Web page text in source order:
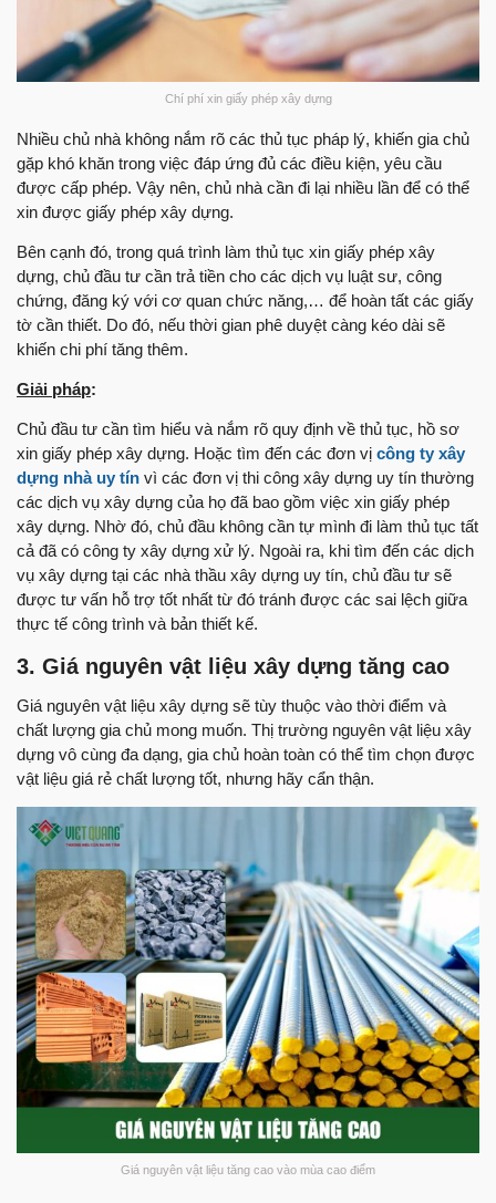
Chí phí xin giấy phép xây dựng
Nhiều chủ nhà không nắm rõ các thủ tục pháp lý, khiến gia chủ
gặp khó khăn trong việc đáp ứng đủ các điều kiện, yêu cầu
được cấp phép. Vậy nên, chủ nhà cần đi lại nhiều lần để có thể
xin được giấy phép xây dựng.
Bên cạnh đó, trong quá trình làm thủ tục xin giấy phép xây
dựng, chủ đầu tư cần trả tiền cho các dịch vụ luật sư, công
chứng, đăng ký với cơ quan chức năng,… để hoàn tất các giấy
tờ cần thiết. Do đó, nếu thời gian phê duyệt càng kéo dài sẽ
khiến chi phí tăng thêm.
Giải pháp:
Chủ đầu tư cần tìm hiểu và nắm rõ quy định về thủ tục, hồ sơ
xin giấy phép xây dựng. Hoặc tìm đến các đơn vị công ty xây
dựng nhà uy tín vì các đơn vị thi công xây dựng uy tín thường
các dịch vụ xây dựng của họ đã bao gồm việc xin giấy phép
xây dựng. Nhờ đó, chủ đầu không cần tự mình đi làm thủ tục tất
cả đã có công ty xây dựng xử lý. Ngoài ra, khi tìm đến các dịch
vụ xây dựng tại các nhà thầu xây dựng uy tín, chủ đầu tư sẽ
được tư vấn hỗ trợ tốt nhất từ đó tránh được các sai lệch giữa
thực tế công trình và bản thiết kế.
3. Giá nguyên vật liệu xây dựng tăng cao
Giá nguyên vật liệu xây dựng sẽ tùy thuộc vào thời điểm và
chất lượng gia chủ mong muốn. Thị trường nguyên vật liệu xây
dựng vô cùng đa dạng, gia chủ hoàn toàn có thể tìm chọn được
vật liệu giá rẻ chất lượng tốt, nhưng hãy cẩn thận.
Giá nguyên vật liệu tăng cao vào mùa cao điểm